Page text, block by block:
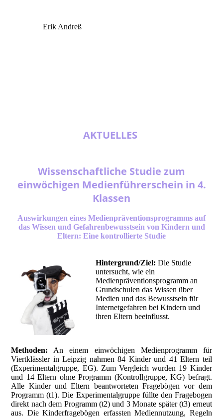
Erik Andreß
AKTUELLES
Wissenschaftliche Studie zum
einwöchigen Medienführerschein in 4.
Klassen
Auswirkungen eines Medienpräventionsprogramms auf
das Wissen und Gefahrenbewusstsein von Kindern und
Eltern: Eine kontrollierte Studie
Hintergrund/Ziel: Die Studie
untersucht, wie ein
Medienpräventionsprogramm an
Grundschulen das Wissen über
Medien und das Bewusstsein für
Internetgefahren bei Kindern und
ihren Eltern beeinflusst.
Methoden: An einem einwöchigen Medienprogramm für
Viertklässler in Leipzig nahmen 84 Kinder und 41 Eltern teil
(Experimentalgruppe, EG). Zum Vergleich wurden 19 Kinder
und 14 Eltern ohne Programm (Kontrollgruppe, KG) befragt.
Alle Kinder und Eltern beantworteten Fragebögen vor dem
Programm (t1). Die Experimentalgruppe füllte den Fragebogen
direkt nach dem Programm (t2) und 3 Monate später (t3) erneut
aus. Die Kinderfragebögen erfassten Mediennutzung, Regeln